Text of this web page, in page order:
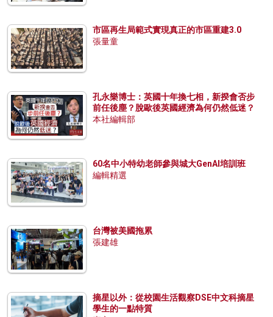
市區再生局範式實現真正的市區重建3.0
張量童
孔永樂博士：英國十年換七相，新揆會否步
前任後塵？脫歐後英國經濟為何仍然低迷？
本社編輯部
60名中小特幼老師參與城大GenAI培訓班
編輯精選
台灣被美國拖累
張建雄
摘星以外：從校園生活觀察DSE中文科摘星
學生的一點特質